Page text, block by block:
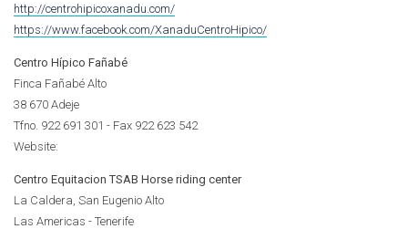
http://centrohipicoxanadu.com/
https://www.facebook.com/XanaduCentroHipico/
Centro Hípico Fañabé
Finca Fañabé Alto
38 670 Adeje
Tfno. 922 691 301 - Fax 922 623 542
Website:
Centro Equitacion TSAB Horse riding center
La Caldera, San Eugenio Alto
Las Americas - Tenerife